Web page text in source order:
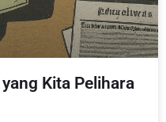
Kita Pelihara